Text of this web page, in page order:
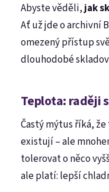
Abyste věděli,jak
Ať už jde o archivní
omezený přístup
dlouhodobé
Teplota: raději
Častý mýtus říká,
existují – ale
tolerovat o něco
ale platí: lepší